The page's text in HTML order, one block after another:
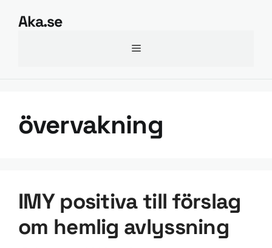
Aka.se
Meny
övervakning
IMY positiva till förslag
om hemlig avlyssning